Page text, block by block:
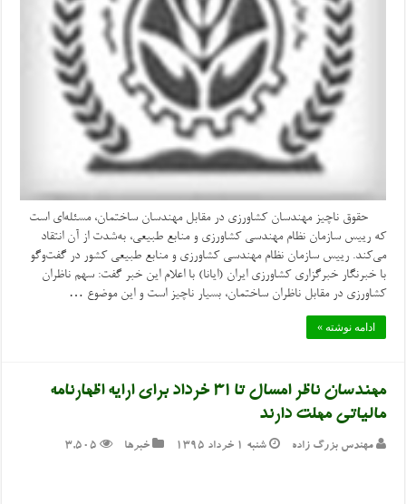
حقوق ناچیز مهندسان کشاورزی در مقابل مهندسان ساختمان، مسئله‌ای است
که رییس سازمان نظام مهندسی کشاورزی و منابع طبیعی، به‌شدت از آن انتقاد
می‌کند. رییس سازمان نظام مهندسی کشاورزی و منابع طبیعی کشور در گفت‌وگو
با خبرنگار خبرگزاری کشاورزی ایران (ایانا) با اعلام این خبر گفت: سهم ناظران
کشاورزی در مقابل ناظران ساختمان، بسیار ناچیز است و این موضوع …
ادامه نوشته »
مهندسان ناظر امسال تا ۳۱ خرداد برای ارایه اظهارنامه
مالیاتی مهلت دارند
مهندس بزرگ زاده شنبه ۱ خرداد ۱۳۹۵ خبرها 3,505